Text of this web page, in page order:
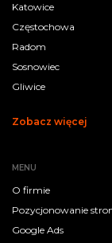
Katowice
Częstochowa
Radom
Sosnowiec
Gliwice
Zobacz więcej
MENU
O firmie
Pozycjonowanie
Google Ads